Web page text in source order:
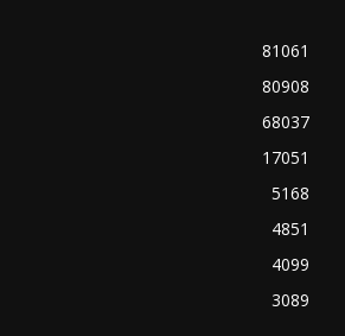
81061
80908
68037
17051
5168
4851
4099
3089